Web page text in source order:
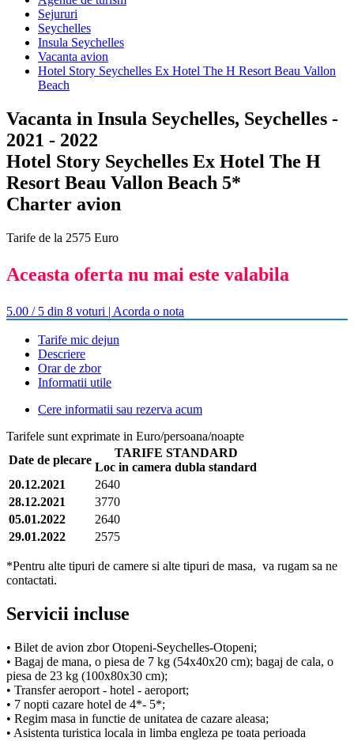
Sejururi
Seychelles
Insula Seychelles
Vacanta avion
Hotel Story Seychelles Ex Hotel The H Resort Beau Vallon
Beach
Vacanta in Insula Seychelles, Seychelles -
2021 - 2022
Hotel Story Seychelles Ex Hotel The H
Resort Beau Vallon Beach 5*
Charter avion
Tarife de la 2575 Euro
Aceasta oferta nu mai este valabila
5.00 / 5 din 8 voturi | Acorda o nota
Tarife mic dejun
Descriere
Orar de zbor
Informatii utile
Cere informatii sau rezerva acum
Tarifele sunt exprimate in Euro/persoana/noapte
Date de plecare
TARIFE STANDARD
Loc in camera dubla standard
20.12.2021
2640
28.12.2021
3770
05.01.2022
2640
29.01.2022
2575
*Pentru alte tipuri de camere si alte tipuri de masa, va rugam sa ne
contactati.
Servicii incluse
• Bilet de avion zbor Otopeni-Seychelles-Otopeni;
• Bagaj de mana, o piesa de 7 kg (54x40x20 cm); bagaj de cala, o
piesa de 23 kg (100x80x30 cm);
• Transfer aeroport - hotel - aeroport;
• 7 nopti cazare hotel de 4*- 5*;
• Regim masa in functie de unitatea de cazare aleasa;
• Asistenta turistica locala in limba engleza pe toata perioada